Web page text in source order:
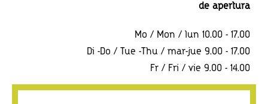
de apertura
Mo / Mon / lun 10.00 - 17.00
Di -Do / Tue -Thu / mar-jue 9.00 - 17.00
Fr / Fri / vie 9.00 - 14.00